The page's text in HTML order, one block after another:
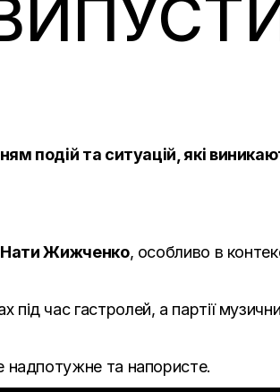
подій та ситуацій, які
Нати Жижченко, особливо в
під час гастролей, а партії
надпотужне та напористе.